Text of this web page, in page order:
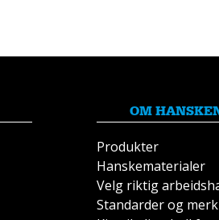
OM
Produkter
Hanskematerialer
Velg riktig
Standarder og